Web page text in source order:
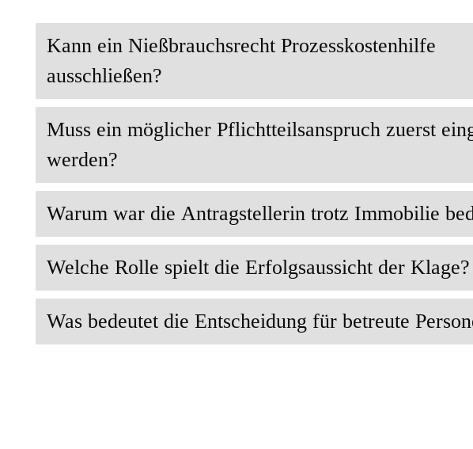
Kann ein Nießbrauchsrecht Prozesskostenhilfe
ausschließen?
Muss ein möglicher Pflichtteilsanspruch zuerst
werden?
Warum war die Antragstellerin trotz Immobilie
Welche Rolle spielt die Erfolgsaussicht der Klage?
Was bedeutet die Entscheidung für betreute